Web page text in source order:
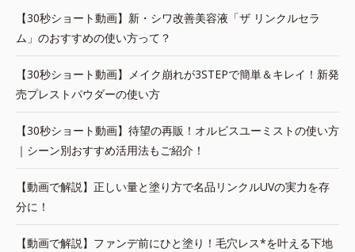
【30秒ショート動画】新・シワ改善美容液「ザ リンクルセラ
ム」のおすすめの使い方って？
【30秒ショート動画】メイク崩れが3STEPで簡単＆キレイ！新発
売プレストパウダーの使い方
【30秒ショート動画】待望の再販！オルビスユーミストの使い方
｜シーン別おすすめ活用法もご紹介！
【動画で解説】正しい量と塗り方で名品リンクルUVの実力を存
分に！
【動画で解説】ファンデ前にひと塗り！毛穴レス*を叶える下地